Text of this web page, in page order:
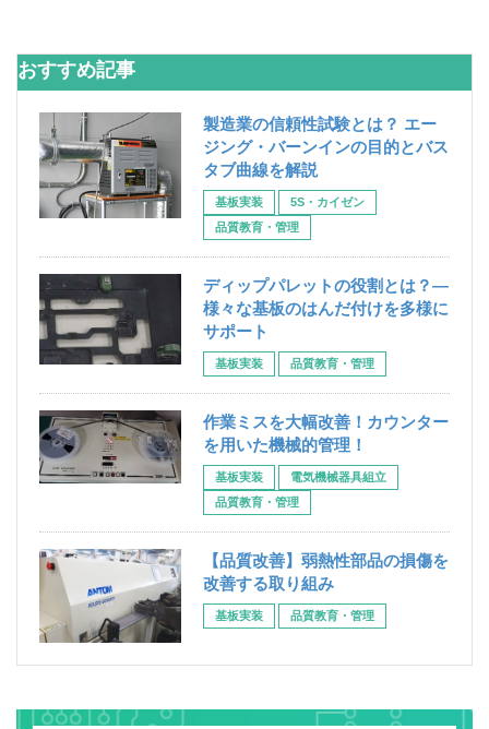
おすすめ記事
製造業の信頼性試験とは？ エー
ジング・バーンインの目的とバス
タブ曲線を解説
基板実装
5S・カイゼン
品質教育・管理
ディップパレットの役割とは？―
様々な基板のはんだ付けを多様に
サポート
基板実装 品質教育・管理
作業ミスを大幅改善！カウンター
を用いた機械的管理！
基板実装
電気機械器具組立
品質教育・管理
【品質改善】弱熱性部品の損傷を
改善する取り組み
基板実装 品質教育・管理